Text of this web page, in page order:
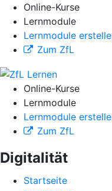
Online-Kurse
Lernmodule
Lernmodule
Zum ZfL
Online-Kurse
Lernmodule
Lernmodule
Zum ZfL
Digitalität
Startseite